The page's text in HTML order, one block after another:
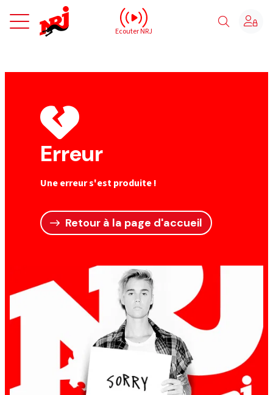
NRJ - Accueil
Ecouter NRJ
Erreur
Une erreur s'est produite !
Retour à la page d'accueil